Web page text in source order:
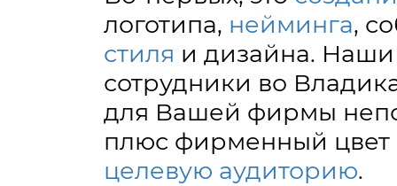
логотипа, нейминга,
стиля и дизайна. Наши
сотрудники во
для Вашей фирмы
плюс фирменный
целевую аудиторию.